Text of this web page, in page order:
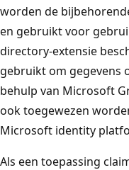
worden de
en gebruikt voor
directory-extensie
gebruikt om gegevens
behulp van Microsoft
ook toegewezen
Microsoft identity
Als een toepassing